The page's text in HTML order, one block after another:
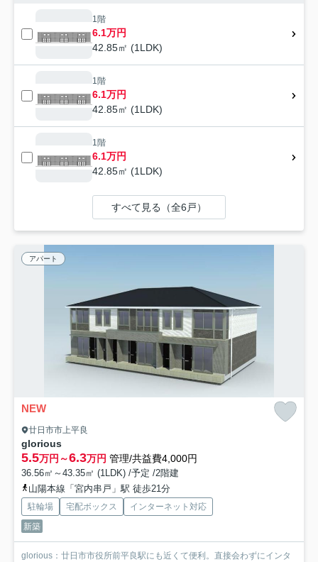
1階
6.1万円
42.85㎡ (1LDK)
1階
6.1万円
42.85㎡ (1LDK)
1階
6.1万円
42.85㎡ (1LDK)
すべて見る（全6戸）
アパート
NEW
廿日市市上平良
glorious
5.5万円～6.3万円 管理/共益費4,000円
36.56㎡～43.35㎡ (1LDK) /予定 /2階建
山陽本線「宮内串戸」駅 徒歩21分
駐輪場 宅配ボックス
インターネット対応
新築
glorious：廿日市市役所前平良駅にも近くて便利。直接会わずにインタ